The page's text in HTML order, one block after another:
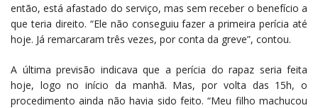
então, está afastado do serviço, mas sem receber o benefício a
que teria direito. “Ele não conseguiu fazer a primeira perícia até
hoje. Já remarcaram três vezes, por conta da greve”, contou.
A última previsão indicava que a perícia do rapaz seria feita
hoje, logo no início da manhã. Mas, por volta das 15h, o
procedimento ainda não havia sido feito. “Meu filho machucou